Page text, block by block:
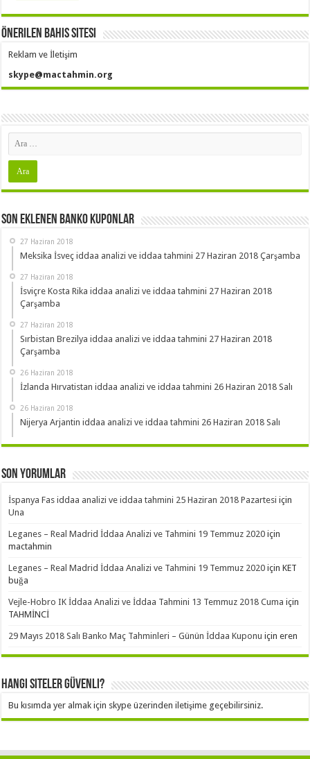
Önerilen Bahis Sitesi
Reklam ve İletişim
skype@mactahmin.org
Son Eklenen Banko Kuponlar
27 Haziran 2018
Meksika İsveç iddaa analizi ve iddaa tahmini 27 Haziran 2018 Çarşamba
27 Haziran 2018
İsviçre Kosta Rika iddaa analizi ve iddaa tahmini 27 Haziran 2018
Çarşamba
27 Haziran 2018
Sırbistan Brezilya iddaa analizi ve iddaa tahmini 27 Haziran 2018
Çarşamba
26 Haziran 2018
İzlanda Hırvatistan iddaa analizi ve iddaa tahmini 26 Haziran 2018 Salı
26 Haziran 2018
Nijerya Arjantin iddaa analizi ve iddaa tahmini 26 Haziran 2018 Salı
Son Yorumlar
İspanya Fas iddaa analizi ve iddaa tahmini 25 Haziran 2018 Pazartesi için
Una
Leganes – Real Madrid İddaa Analizi ve Tahmini 19 Temmuz 2020 için
mactahmin
Leganes – Real Madrid İddaa Analizi ve Tahmini 19 Temmuz 2020 içinKET
buğa
Vejle-Hobro IK İddaa Analizi ve İddaa Tahmini 13 Temmuz 2018 Cuma için
TAHMİNCİ
29 Mayıs 2018 Salı Banko Maç Tahminleri – Günün İddaa Kuponu içineren
Hangi Siteler Güvenli?
Bu kısımda yer almak için skype üzerinden iletişime geçebilirsiniz.